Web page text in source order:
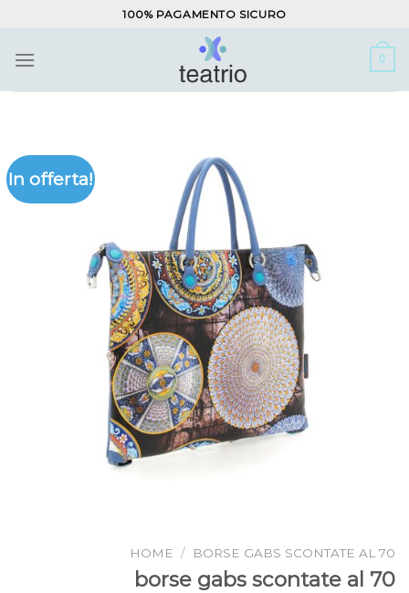
contenuti
100% PAGAMENTO SICURO
0
In offerta!
HOME / BORSE GABS SCONTATE AL 70
borse gabs scontate al 70